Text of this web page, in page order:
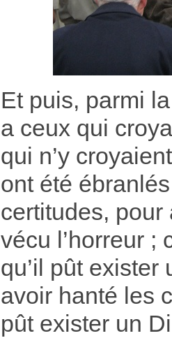
Et puis, parmi
a ceux qui
qui n’y
ont été
certitudes, pour
vécu l’horreur ;
qu’il pût exister
avoir hanté les
pût exister un